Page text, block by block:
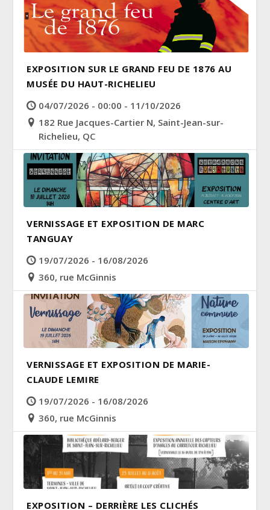
EXPOSITION SUR LE GRAND FEU DE 1876 AU
MUSÉE DU HAUT-RICHELIEU
04/07/2026 - 00:00 - 11/10/2026
182 Rue Jacques-Cartier N, Saint-Jean-sur-
Richelieu, QC
VERNISSAGE ET EXPOSITION DE MARC
TANGUAY
19/07/2026 - 16/08/2026
360, rue McGinnis
VERNISSAGE ET EXPOSITION DE MARIE-
CLAUDE LEMIRE
19/07/2026 - 16/08/2026
360, rue McGinnis
EXPOSITION – DERRIÈRE LES CLICHÉS